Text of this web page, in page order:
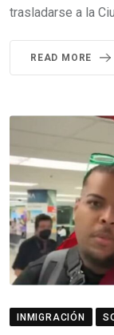
trasladarse a la
READ MORE
INMIGRACIÓN